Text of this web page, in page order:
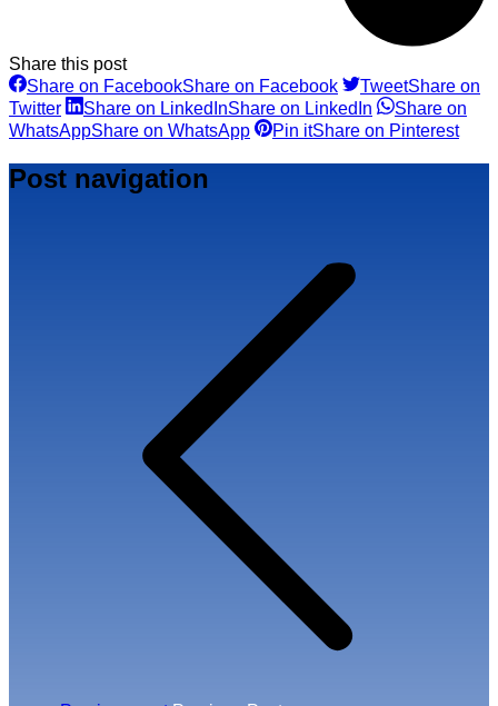
Share this post
Share on FacebookShare on Facebook TweetShare on
Twitter
Share on LinkedInShare on LinkedIn
Share on
WhatsAppShare on WhatsApp Pin itShare on Pinterest
Post navigation